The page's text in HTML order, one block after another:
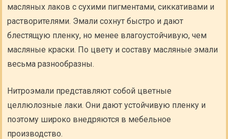
масляных лаков с сухими пигментами, сиккативами и
растворителями. Эмали сохнут быстро и дают
блестящую пленку, но менее влагоустойчивую, чем
масляные краски. По цвету и составу масляные эмали
весьма разнообразны.
Нитроэмали представляют собой цветные
целлюлозные лаки. Они дают устойчивую пленку и
поэтому широко внедряются в мебельное
производство.